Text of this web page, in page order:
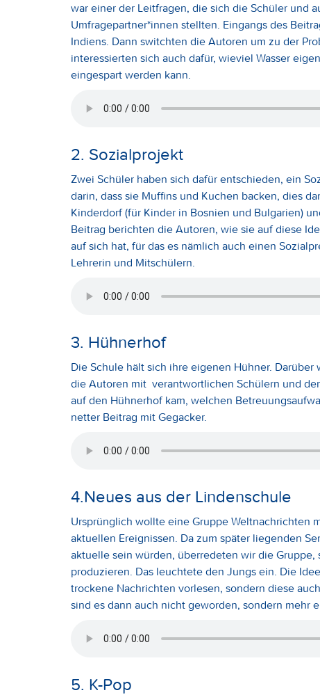
war einer der Leitfragen, die sich die Schüler und
Umfragepartner*innen stellten. Eingangs des
Indiens. Dann switchten die Autoren um zu der
interessierten sich auch dafür, wieviel Wasser
eingespart werden kann.
2. Sozialprojekt
Zwei Schüler haben sich dafür entschieden, ein
darin, dass sie Muffins und Kuchen backen, dies
Kinderdorf (für Kinder in Bosnien und Bulgarien)
Beitrag berichten die Autoren, wie sie auf diese
auf sich hat, für das es nämlich auch einen
Lehrerin und Mitschülern.
3. Hühnerhof
Die Schule hält sich ihre eigenen Hühner.
die Autoren mit verantwortlichen Schülern und
auf den Hühnerhof kam, welchen
netter Beitrag mit Gegacker.
4.Neues aus der Lindenschule
Ursprünglich wollte eine Gruppe Weltnachrichten
aktuellen Ereignissen. Da zum später liegenden
aktuelle sein würden, überredeten wir die
produzieren. Das leuchtete den Jungs ein. Die
trockene Nachrichten vorlesen, sondern diese
sind es dann auch nicht geworden, sondern mehr
5. K-Pop